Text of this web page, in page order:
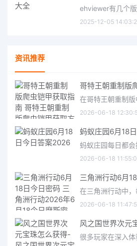
ehviewer有几个
2025-12-05
资讯推荐
在哥特王朝重制版
2026-06-18
蚂蚁庄园6月18
蚂蚁庄园每日都会
2026-06-18
在三角洲行动中，
2026-06-18
很多玩家在深入